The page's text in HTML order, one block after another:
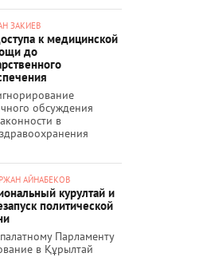
ЗАКИЕВ
к медицинской
до
обсуждения
в
АЙНАБЕКОВ
курултай и
политической
Парламенту
в Құрылтай